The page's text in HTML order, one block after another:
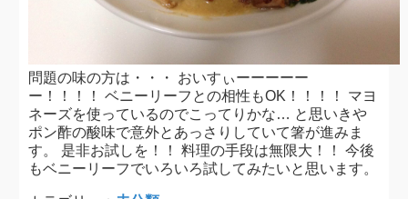
問題の味の方は・・・ おいすぃーーーーー
ー！！！！ ベニーリーフとの相性もOK！！！！ マヨ
ネーズを使っているのでこってりかな… と思いきや
ポン酢の酸味で意外とあっさりしていて箸が進みま
す。 是非お試しを！！ 料理の手段は無限大！！ 今後
もベニーリーフでいろいろ試してみたいと思います。